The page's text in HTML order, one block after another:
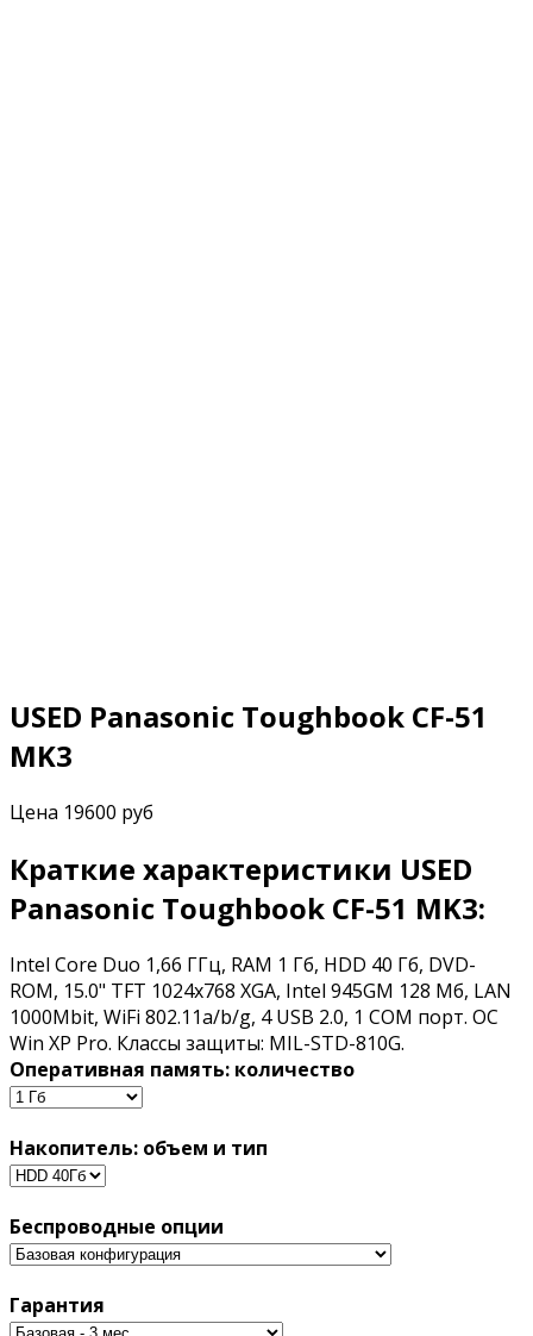
USED Panasonic Toughbook CF-51
MK3
Цена 19600 руб
Краткие характеристики USED
Panasonic Toughbook CF-51 MK3:
Intel Core Duo 1,66 ГГц, RAM 1 Гб, HDD 40 Гб, DVD-
ROM, 15.0" TFT 1024x768 XGA, Intel 945GM 128 Мб, LAN
1000Mbit, WiFi 802.11a/b/g, 4 USB 2.0, 1 COM порт. OC
Win XP Pro. Классы защиты: MIL-STD-810G.
Оперативная память: количество
Накопитель: объем и тип
Беспроводные опции
Гарантия